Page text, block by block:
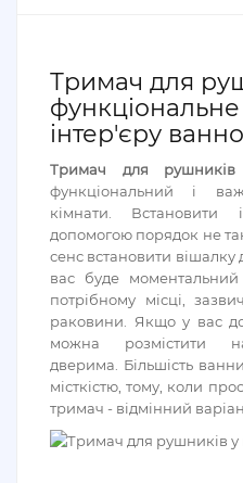
Тримач для
інтер'єру
Тримач для
функціональний і
кімнати. Встановити
допомогою порядок не
сенс встановити вішалку
вас буде
потрібному місці,
раковини. Якщо у вас
можна розмістити
дверима. Більшість
місткістю, тому, коли
тримач - відмінний